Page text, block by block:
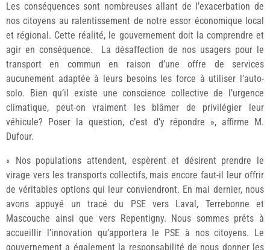
Les conséquences sont nombreuses allant de l’exacerbation de
nos citoyens au ralentissement de notre essor économique local
et régional. Cette réalité, le gouvernement doit la comprendre et
agir en conséquence. La désaffection de nos usagers pour le
transport en commun en raison d’une offre de services
aucunement adaptée à leurs besoins les force à utiliser l’auto-
solo. Bien qu’il existe une conscience collective de l’urgence
climatique, peut-on vraiment les blâmer de privilégier leur
véhicule? Poser la question, c’est d’y répondre », affirme M.
Dufour.
« Nos populations attendent, espèrent et désirent prendre le
virage vers les transports collectifs, mais encore faut-il leur offrir
de véritables options qui leur conviendront. En mai dernier, nous
avons appuyé un tracé du PSE vers Laval, Terrebonne et
Mascouche ainsi que vers Repentigny. Nous sommes prêts à
accueillir l’innovation qu’apportera le PSE à nos citoyens. Le
gouvernement a également la responsabilité de nous donner les